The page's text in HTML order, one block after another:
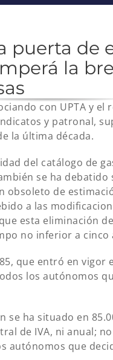
puerta de
la
con UPTA y el
y patronal,
la última década.
del catálogo de
se ha debatido
obsoleto de
a las
esta eliminación
no inferior a cinco
que entró en vigor
los autónomos
se ha situado en
de IVA, ni anual;
autónomos que